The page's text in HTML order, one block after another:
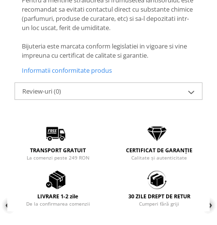
COLIERE
Coliere cu mărgele colorate și
Argint
Coliere cu pietre semiprețioase
recomandat sa evitati contactul direct cu substante chimice
(parfumuri, produse de curatare, etc) si sa-l depozitati intr-
un loc uscat, ferit de umiditate.
Bijuteria este marcata conform legislatiei in vigoare si vine
impreuna cu certificat de calitate si garantie.
Informatii conformitate produs
Review-uri(0)
TRANSPORT GRATUIT
La comenzi peste 249 RON
CERTIFICAT DE GARANȚIE
Calitate și autenticitate
LIVRARE 1-2 zile
De la confirmarea comenzii
30 ZILE DREPT DE RETUR
Cumperi fără griji